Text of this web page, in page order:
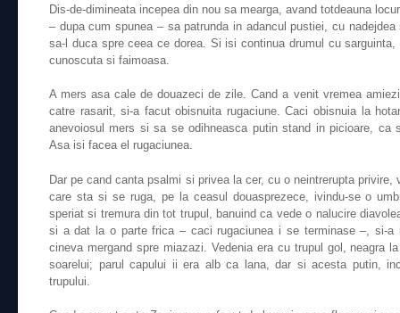
Dis-de-dimineata incepea din nou sa mearga, avand totdeauna
– dupa cum spunea – sa patrunda in adancul pustiei, cu
sa-l duca spre ceea ce dorea. Si isi continua drumul cu
cunoscuta si faimoasa.
A mers asa cale de douazeci de zile. Cand a venit vremea
catre rasarit, si-a facut obisnuita rugaciune. Caci obisnuia la
anevoiosul mers si sa se odihneasca putin stand in picioare,
Asa isi facea el rugaciunea.
Dar pe cand canta psalmi si privea la cer, cu o neintrerupta
care sta si se ruga, pe la ceasul douasprezece, ivindu-se o
speriat si tremura din tot trupul, banuind ca vede o nalucire
si a dat la o parte frica – caci rugaciunea i se terminase –, si-a
cineva mergand spre miazazi. Vedenia era cu trupul gol, neagra
soarelui; parul capului ii era alb ca lana, dar si acesta putin,
trupului.